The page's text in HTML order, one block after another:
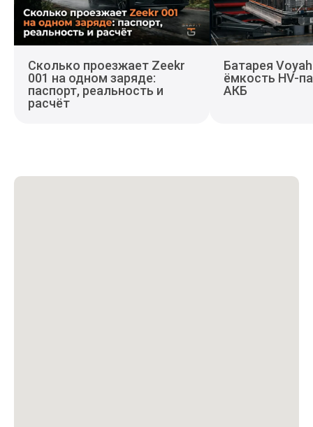
Сколько проезжает Zeekr
001 на одном заряде:
паспорт, реальность и
расчёт
Батарея
ёмкость HV-
АКБ